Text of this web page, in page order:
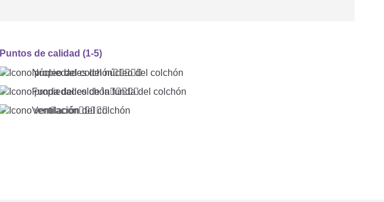
Puntos de calidad (1-5)
Núcleo del colchón
Funda del colchón
Ventilación 